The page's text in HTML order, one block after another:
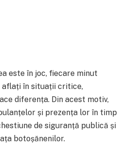
este în joc, fiecare minut
aflați în situații critice,
diferența. Din acest motiv,
și prezența lor în timp
de siguranță publică și
botoșănenilor.